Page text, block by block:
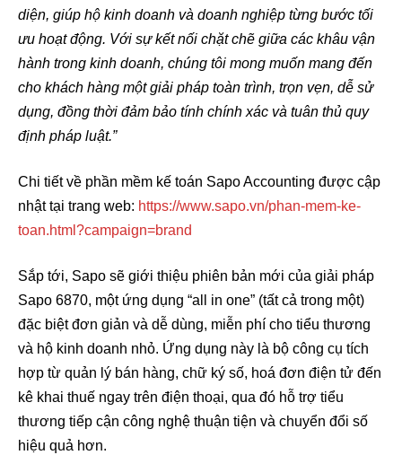
diện, giúp hộ kinh doanh và doanh nghiệp từng bước tối
ưu hoạt động. Với sự kết nối chặt chẽ giữa các khâu vận
hành trong kinh doanh, chúng tôi mong muốn mang đến
cho khách hàng một giải pháp toàn trình, trọn vẹn, dễ sử
dụng, đồng thời đảm bảo tính chính xác và tuân thủ quy
định pháp luật.”
Chi tiết về phần mềm kế toán Sapo Accounting được cập
nhật tại trang web: https://www.sapo.vn/phan-mem-ke-
toan.html?campaign=brand
Sắp tới, Sapo sẽ giới thiệu phiên bản mới của giải pháp
Sapo 6870, một ứng dụng “all in one” (tất cả trong một)
đặc biệt đơn giản và dễ dùng, miễn phí cho tiểu thương
và hộ kinh doanh nhỏ. Ứng dụng này là bộ công cụ tích
hợp từ quản lý bán hàng, chữ ký số, hoá đơn điện tử đến
kê khai thuế ngay trên điện thoại, qua đó hỗ trợ tiểu
thương tiếp cận công nghệ thuận tiện và chuyển đổi số
hiệu quả hơn.